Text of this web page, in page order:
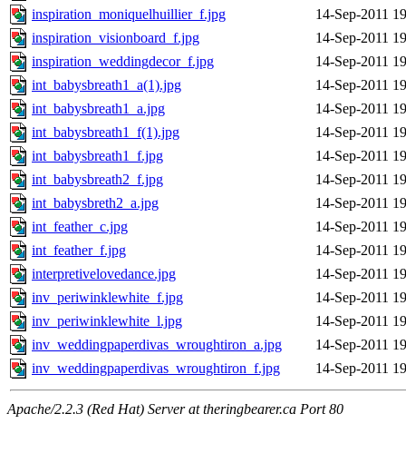
inspiration_moniquelhuillier_f.jpg
14-Sep-2011
inspiration_visionboard_f.jpg
14-Sep-2011
inspiration_weddingdecor_f.jpg
14-Sep-2011
int_babysbreath1_a(1).jpg
14-Sep-2011
int_babysbreath1_a.jpg
14-Sep-2011
int_babysbreath1_f(1).jpg
14-Sep-2011
int_babysbreath1_f.jpg
14-Sep-2011
int_babysbreath2_f.jpg
14-Sep-2011
int_babysbreth2_a.jpg
14-Sep-2011
int_feather_c.jpg
14-Sep-2011
int_feather_f.jpg
14-Sep-2011
interpretivelovedance.jpg
14-Sep-2011
inv_periwinklewhite_f.jpg
14-Sep-2011
inv_periwinklewhite_l.jpg
14-Sep-2011
inv_weddingpaperdivas_wroughtiron_a.jpg
14-Sep-2011
inv_weddingpaperdivas_wroughtiron_f.jpg
14-Sep-2011
Apache/2.2.3 (Red Hat) Server at theringbearer.ca Port 80